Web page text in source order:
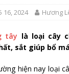
16, 2024 Hương
tây là loại cây
sắt giúp bổ
hiện nay loại